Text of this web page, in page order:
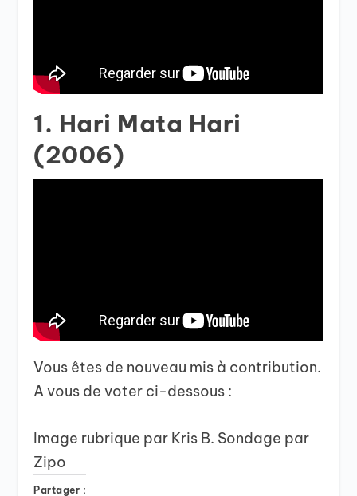
1. Hari Mata Hari
(2006)
Vous êtes de nouveau mis à contribution.
A vous de voter ci-dessous :
Image rubrique par Kris B. Sondage par
Zipo
Partager :